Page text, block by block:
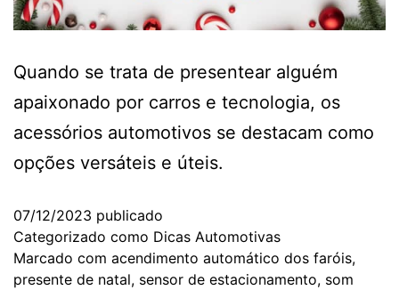
Quando se trata de presentear alguém
apaixonado por carros e tecnologia, os
acessórios automotivos se destacam como
opções versáteis e úteis.
07/12/2023 publicado
Categorizado como Dicas Automotivas
Marcado com acendimento automático dos faróis,
presente de natal, sensor de estacionamento, som